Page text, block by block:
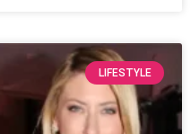
LIFESTYLE